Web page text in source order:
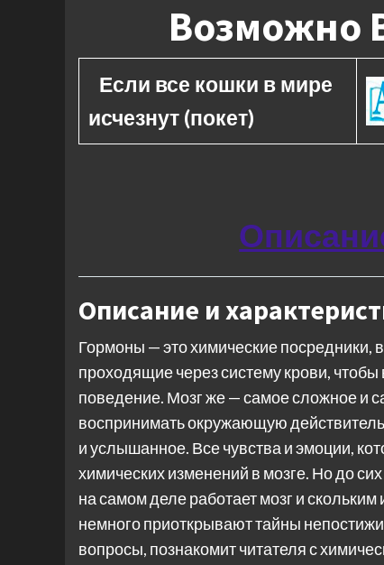
Возможно
Если все кошки в мире
исчезнут (покет)
Описание и
Гормоны — это химические
проходящие через систему крови,
поведение. Мозг же — самое сложное и
воспринимать окружающую
и услышанное. Все чувства и эмоции,
химических изменений в мозге. Но до
на самом деле работает мозг и
немного приоткрывают тайны
вопросы, познакомит читателя с